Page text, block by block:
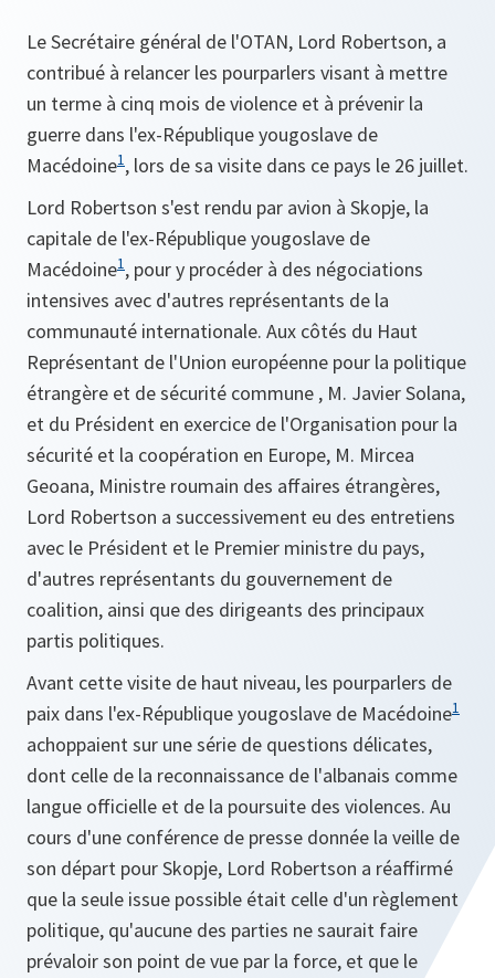
Le Secrétaire général de l'OTAN, Lord Robertson, a
contribué à relancer les pourparlers visant à mettre
un terme à cinq mois de violence et à prévenir la
guerre dans l'ex-République yougoslave de
Macédoine1, lors de sa visite dans ce pays le 26 juillet.
Lord Robertson s'est rendu par avion à Skopje, la
capitale de l'ex-République yougoslave de
Macédoine1, pour y procéder à des négociations
intensives avec d'autres représentants de la
communauté internationale. Aux côtés du Haut
Représentant de l'Union européenne pour la politique
étrangère et de sécurité commune , M. Javier Solana,
et du Président en exercice de l'Organisation pour la
sécurité et la coopération en Europe, M. Mircea
Geoana, Ministre roumain des affaires étrangères,
Lord Robertson a successivement eu des entretiens
avec le Président et le Premier ministre du pays,
d'autres représentants du gouvernement de
coalition, ainsi que des dirigeants des principaux
partis politiques.
Avant cette visite de haut niveau, les pourparlers de
paix dans l'ex-République yougoslave de Macédoine1
achoppaient sur une série de questions délicates,
dont celle de la reconnaissance de l'albanais comme
langue officielle et de la poursuite des violences. Au
cours d'une conférence de presse donnée la veille de
son départ pour Skopje, Lord Robertson a réaffirmé
que la seule issue possible était celle d'un règlement
politique, qu'aucune des parties ne saurait faire
prévaloir son point de vue par la force, et que le